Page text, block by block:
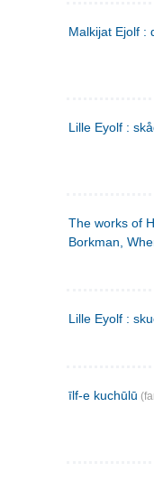
Malkijat Ejolf :
Lille Eyolf :
The works of
Borkman,
Lille Eyolf :
īlf-e kuchūlū